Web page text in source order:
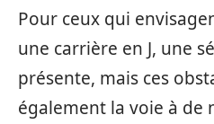
Pour ceux qui
une carrière en J, une
présente, mais ces
également la voie à de